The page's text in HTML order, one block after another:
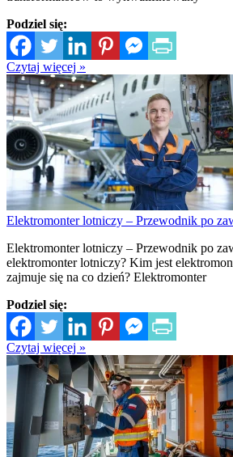
Podziel się:
Czytaj więcej »
Elektromonter lotniczy – Przewodnik po
Elektromonter lotniczy – Przewodnik po
elektromonter lotniczy? Kim jest
zajmuje się na co dzień? Elektromonter
Podziel się:
Czytaj więcej »